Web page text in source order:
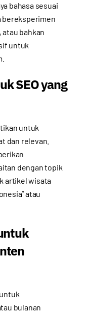
bahasa sesuai
bereksperimen
atau bahkan
untuk
SEO yang
untuk
dan relevan.
dengan topik
artikel wisata
atau
bulanan